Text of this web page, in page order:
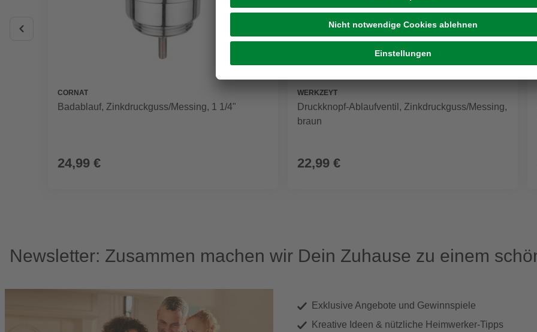
CORNAT
Badablauf, Zinkdruckguss/Messing, 1 1/4"
24,99 €
WERKZEYT
Druckknopf-Ablaufventil, Zinkdruckguss/Messing,
braun
22,99 €
Newsletter: Zusammen machen wir Dein Zuhause zu einem
Exklusive Angebote und Gewinnspiele
Kreative Ideen & nützliche Heimwerker-Tipps